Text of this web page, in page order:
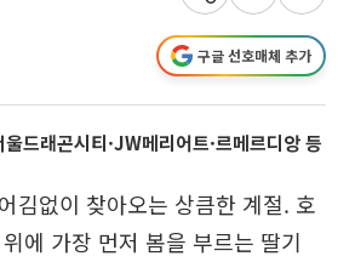
구글 선호매체 추가
울드래곤시티·JW메리어트·르메르디앙 등
김없이 찾아오는 상큼한 계절. 호
에 가장 먼저 봄을 부르는 딸기